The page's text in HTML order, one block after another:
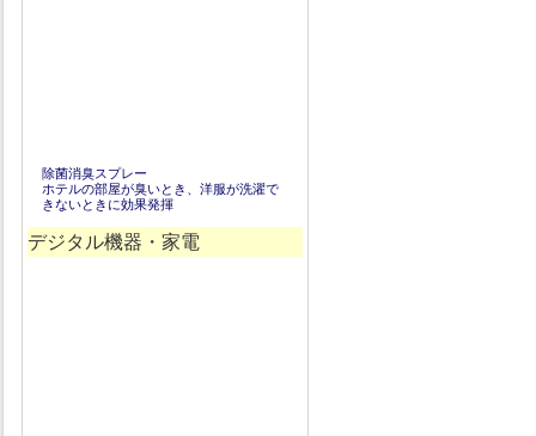
除菌消臭スプレー
ホテルの部屋が臭いとき、洋服が洗濯で
きないときに効果発揮
デジタル機器・家電